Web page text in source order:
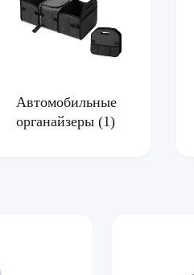
Автомобильные
органайзеры(1)